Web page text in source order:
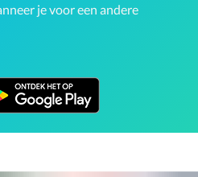
je voor een andere